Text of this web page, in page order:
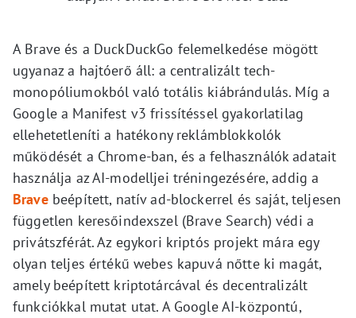
A Brave és a DuckDuckGo felemelkedése mögött
ugyanaz a hajtóerő áll: a centralizált tech-
monopóliumokból való totális kiábrándulás. Míg a
Google a Manifest v3 frissítéssel gyakorlatilag
ellehetetleníti a hatékony reklámblokkolók
működését a Chrome-ban, és a felhasználók adatait
használja az AI-modelljei tréningezésére, addig a
Bravebeépített, natív ad-blockerrel és saját, teljesen
független keresőindexszel (Brave Search) védi a
privátszférát. Az egykori kriptós projekt mára egy
olyan teljes értékű webes kapuvá nőtte ki magát,
amely beépített kriptotárcával és decentralizált
funkciókkal mutat utat. A Google AI-központú,